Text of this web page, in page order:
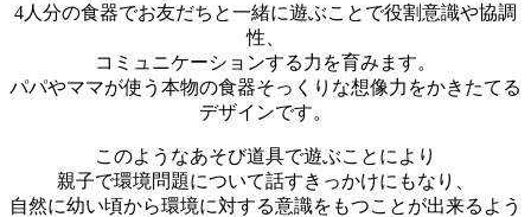
4人分の食器でお友だちと一緒に遊ぶことで役割意識や協調
性、
コミュニケーションする力を育みます。
パパやママが使う本物の食器そっくりな想像力をかきたてる
デザインです。
このようなあそび道具で遊ぶことにより
親子で環境問題について話すきっかけにもなり、
自然に幼い頃から環境に対する意識をもつことが出来るよう